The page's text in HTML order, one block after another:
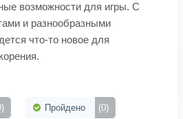
возможности для игры. С
и разнообразными
что-то новое для
Пройдено (0)